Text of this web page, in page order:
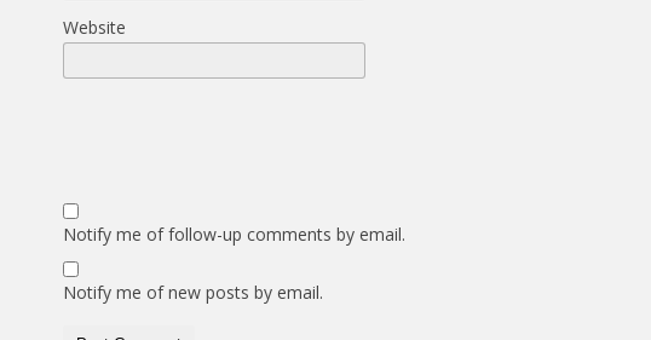
Website
Notify me of follow-up comments by email.
Notify me of new posts by email.